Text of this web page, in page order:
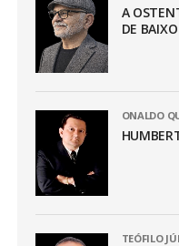
A
DE BAIXO
ONALDO
TEÓFILO